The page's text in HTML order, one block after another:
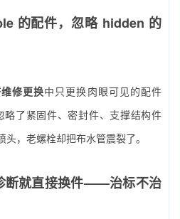
的配件，忽略 hidden 的
修更换中只更换肉眼可见的配件
略了紧固件、密封件、支撑结构件
，老螺栓却把布水管震裂了。
断就直接换件——治标不治